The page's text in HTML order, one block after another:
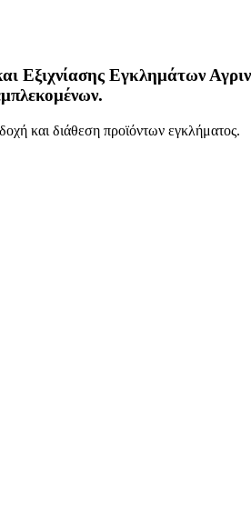
Εξιχνίασης Εγκλημάτων
και διάθεση προϊόντων εγκλήματος.